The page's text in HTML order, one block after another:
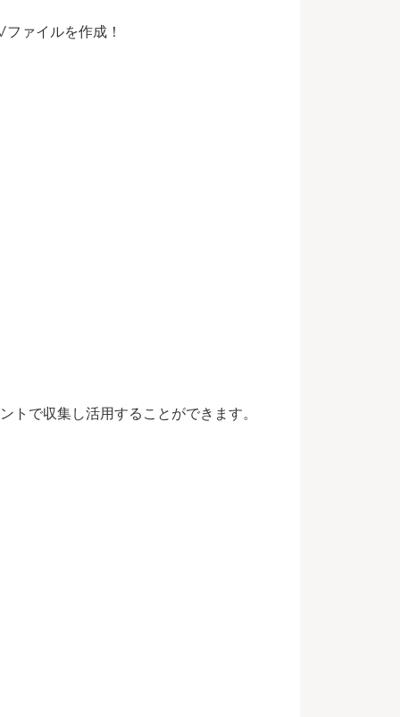
ァイルを作成！
トで収集し活用することができます。